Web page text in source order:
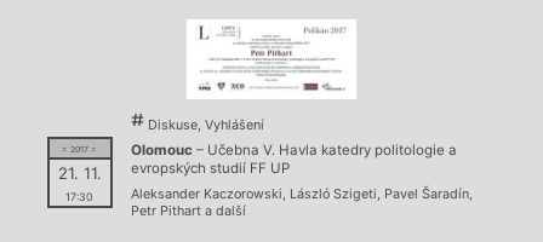
Výroční ceny
= 2017 =
21. 11.
17:30
Diskuse, Vyhlášení
Olomouc– Učebna V. Havla katedry politologie a
evropských studií FF UP
Aleksander Kaczorowski, László Szigeti, Pavel Šaradín,
Petr Pitharta další